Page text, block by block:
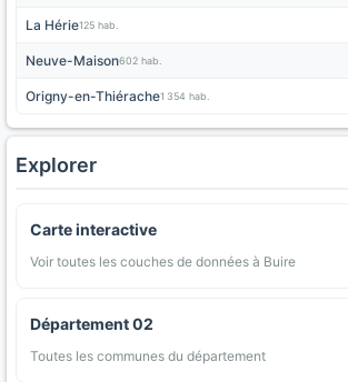
La Hérie125 hab.
Neuve-Maison602 hab.
Origny-en-Thiérache1 354 hab.
Explorer
Carte interactive
Voir toutes les couches de données à Buire
Département 02
Toutes les communes du département